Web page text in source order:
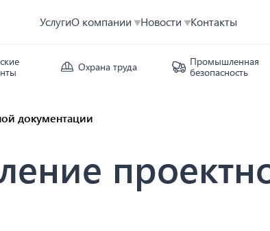
УслугиО компании Новости Контакты
Охрана труда
Промышленная
безопасность
документации